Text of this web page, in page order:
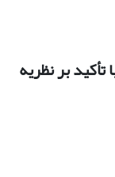
بر نظریه